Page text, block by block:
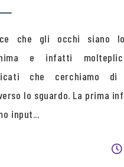
che gli occhi siano lo
e infatti
che cerchiamo di
lo sguardo. La prima
input...